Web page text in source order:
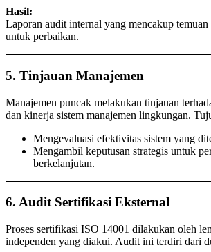
Hasil:
Laporan audit internal yang mencakup temuan
untuk perbaikan.
5. Tinjauan Manajemen
Manajemen puncak melakukan tinjauan
dan kinerja sistem manajemen lingkungan.
Mengevaluasi efektivitas sistem yang
Mengambil keputusan strategis untuk
berkelanjutan.
6. Audit Sertifikasi Eksternal
Proses sertifikasi ISO 14001 dilakukan oleh
independen yang diakui. Audit ini terdiri dari